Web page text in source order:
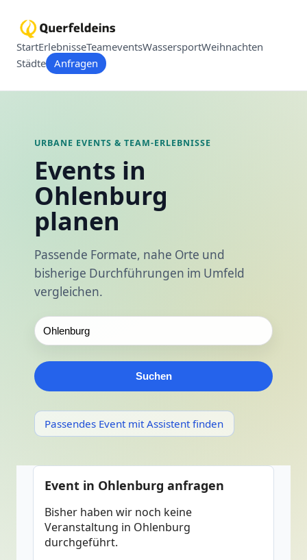
StartErlebnisseTeameventsWassersportWeihnachten
Städte Anfragen
URBANE EVENTS & TEAM-ERLEBNISSE
Events in
Ohlenburg
planen
Passende Formate, nahe Orte und
bisherige Durchführungen im Umfeld
vergleichen.
Suchen
Passendes Event mit Assistent finden
Event in Ohlenburg anfragen
Bisher haben wir noch keine
Veranstaltung in Ohlenburg
durchgeführt.